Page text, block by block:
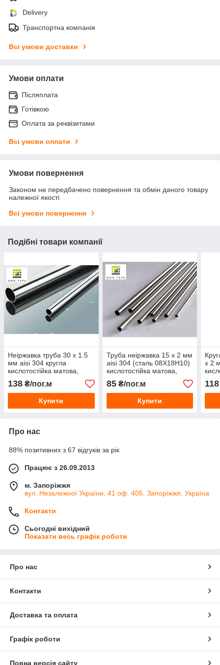
Delivery
Транспортна компанія
Всі умови доставки
Умови оплати
Післяплата
Готівкою
Оплата за реквізитами
Всі умови оплати
Умови повернення
Законом не передбачено повернення та обмін даного товару
належної якості
Всі умови повернення
Подібні товари компанії
Неіржавка труба 30 х 1.5
мм aisi 304 кругла
кислотостійка матова,
полірована 08Х18Н10
138 ₴/пог.м
Купити
Труба неіржавка 15 х 2 мм
aisi 304 (сталь 08Х18Н10)
кислотостійка матова,
полірована
85₴/пог.м
Купити
х 2
118
Про нас
88% позитивних з 67 відгуків за рік
Працює з 26.09.2013
м. Запоріжжя
вул. Незалежної України, 41 оф. 405, Запоріжжя, Україна
Контакти
Сьогодні вихідний
Показати весь графік роботи
Про нас
Контакти
Доставка та оплата
Графік роботи
Повна версія сайту